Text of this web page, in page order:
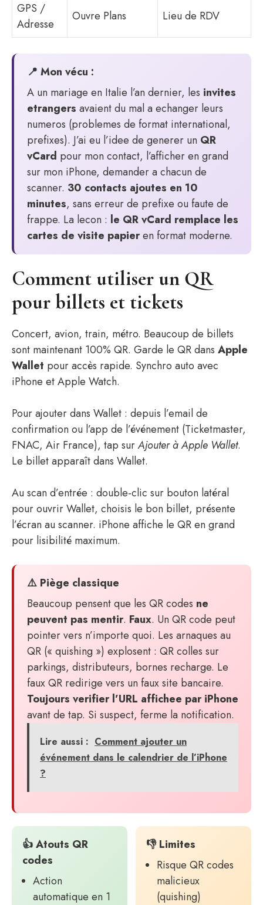
GPS /
Adresse
Ouvre Plans Lieu de RDV
📍 Mon vécu :
A un mariage en Italie l’an dernier, les invites
etrangers avaient du mal a echanger leurs
numeros (problemes de format international,
prefixes). J’ai eu l’idee de generer un QR
vCard pour mon contact, l’afficher en grand
sur mon iPhone, demander a chacun de
scanner. 30 contacts ajoutes en 10
minutes, sans erreur de prefixe ou faute de
frappe. La lecon : le QR vCard remplace les
cartes de visite papieren format moderne.
Comment utiliser un QR
pour billets et tickets
Concert, avion, train, métro. Beaucoup de billets
sont maintenant 100% QR. Garde le QR dans Apple
Wallet pour accès rapide. Synchro auto avec
iPhone et Apple Watch.
Pour ajouter dans Wallet : depuis l’email de
confirmation ou l’app de l’événement (Ticketmaster,
FNAC, Air France), tap surAjouter à Apple Wallet.
Le billet apparaît dans Wallet.
Au scan d’entrée : double-clic sur bouton latéral
pour ouvrir Wallet, choisis le bon billet, présente
l’écran au scanner. iPhone affiche le QR en grand
pour lisibilité maximum.
⚠️ Piège classique
Beaucoup pensent que les QR codes ne
peuvent pas mentir. Faux. Un QR code peut
pointer vers n’importe quoi. Les arnaques au
QR (« quishing ») explosent : QR colles sur
parkings, distributeurs, bornes recharge. Le
faux QR redirige vers un faux site bancaire.
Toujours verifier l’URL affichee par iPhone
avant de tap. Si suspect, ferme la notification.
Lire aussi : Comment ajouter un
événement dans le calendrier de l’iPhone
?
👍 Atouts QR
codes
Action
automatique en 1
👎 Limites
Risque QR codes
malicieux
(quishing)